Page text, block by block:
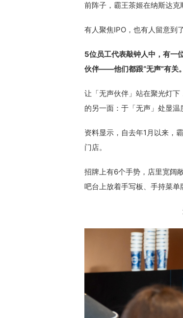
前阵子，霸王茶姬在纳斯达克
有人聚焦IPO，也有人留意到
5位员工代表敲钟人中，有一
伙伴——他们都跟“无声”有关。
让「无声伙伴」站在聚光灯
的另一面：于「无声」处显温
资料显示，自去年1月以来，
门店。
招牌上有6个手势，店里宽阔
吧台上放着手写板、手持菜